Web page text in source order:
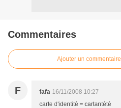
Commentaires
Ajouter un commentaire
F fafa 16/11/2008 10:27
carte d'identité = cartantété